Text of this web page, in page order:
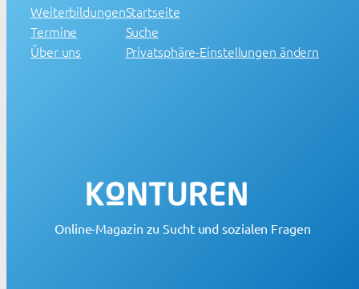
Weiterbildungen
Termine
Über uns
Startseite
Suche
Privatsphäre-Einstellungen ändern
Online-Magazin zu Sucht und sozialen Fragen